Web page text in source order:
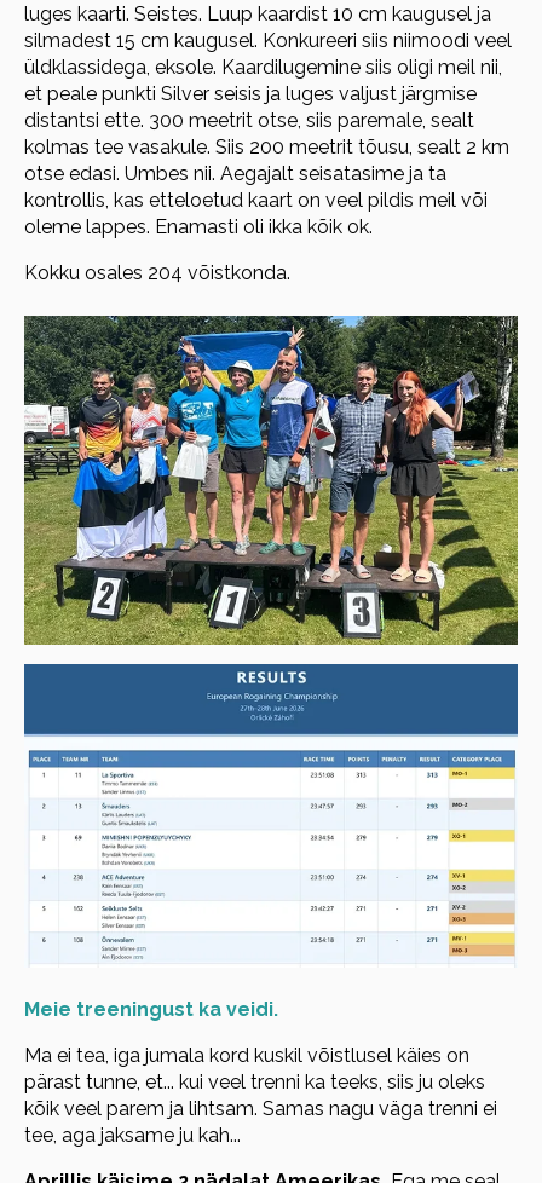
luges kaarti. Seistes. Luup kaardist 10 cm kaugusel ja
silmadest 15 cm kaugusel. Konkureeri siis niimoodi veel
üldklassidega, eksole. Kaardilugemine siis oligi meil nii,
et peale punkti Silver seisis ja luges valjust järgmise
distantsi ette. 300 meetrit otse, siis paremale, sealt
kolmas tee vasakule. Siis 200 meetrit tõusu, sealt 2 km
otse edasi. Umbes nii. Aegajalt seisatasime ja ta
kontrollis, kas etteloetud kaart on veel pildis meil või
oleme lappes. Enamasti oli ikka kõik ok.
Kokku osales 204 võistkonda.
Meie treeningust ka veidi.
Ma ei tea, iga jumala kord kuskil võistlusel käies on
pärast tunne, et... kui veel trenni ka teeks, siis ju oleks
kõik veel parem ja lihtsam. Samas nagu väga trenni ei
tee, aga jaksame ju kah...